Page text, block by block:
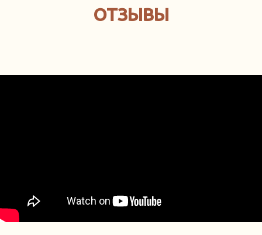
ОТЗЫВЫ